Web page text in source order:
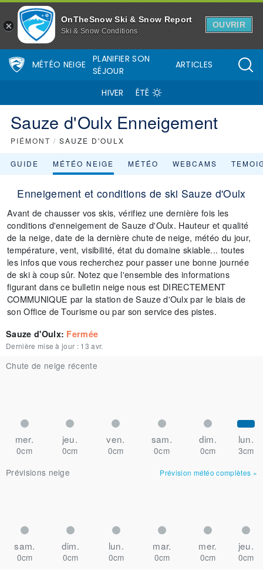
OnTheSnow Ski & Snow Report
Ski & Snow Conditions
OUVRIR
MÉTÉO NEIGE
PLANIFIER SON
SÉJOUR
ARTICLES
HIVER ÉTÉ
Sauze d'Oulx Enneigement
PIÉMONT / SAUZE D'OULX
GUIDE MÉTÉO NEIGE MÉTÉO WEBCAMS
Enneigement et conditions de ski Sauze d'Oulx
Avant de chausser vos skis, vérifiez une dernière fois les
conditions d'enneigement de Sauze d'Oulx. Hauteur et qualité
de la neige, date de la dernière chute de neige, météo du jour,
température, vent, visibilité, état du domaine skiable... toutes
les infos que vous recherchez pour passer une bonne journée
de ski à coup sûr. Notez que l'ensemble des informations
figurant dans ce bulletin neige nous est DIRECTEMENT
COMMUNIQUE par la station de Sauze d'Oulx par le biais de
son Office de Tourisme ou par son service des pistes.
Sauze d'Oulx: Fermée
Dernière mise à jour : 13 avr.
Chute de neige récente
mer. jeu. ven. sam. dim. lun.
0cm 0cm 0cm 0cm 0cm
3cm
Prévisions neige
Prévision météo complètes »
sam. dim. lun. mar. mer. jeu.
0cm 0cm 0cm 0cm 0cm 0cm